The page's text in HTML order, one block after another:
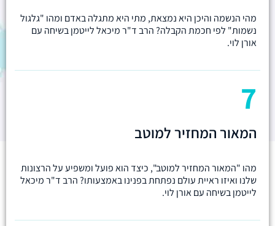
מהי הנשמה והיכן היא נמצאת, מתי היא מתגלה באדם ומהו "גלגול
נשמות" לפי חכמת הקבלה? הרב ד"ר מיכאל לייטמן בשיחה עם
אורן לוי.
7
המאור המחזיר למוטב
מהו "המאור המחזיר למוטב", כיצד הוא פועל ומשפיע על הרצונות
שלנו ואיזו ראיית עולם נפתחת בפנינו באמצעותו? הרב ד"ר מיכאל
לייטמן בשיחה עם אורן לוי.